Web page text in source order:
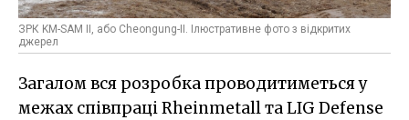
ЗРК KM-SAM II, або Cheongung-II. Ілюстративне фото з відкритих
джерел
Загалом вся розробка проводитиметься у
межах співпраці Rheinmetall та LIG Defense